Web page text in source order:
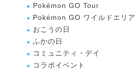
Pokémon GO Tour
Pokémon GO ワイルドエリア
おこうの日
ふかの日
コミュニティ・デイ
コラボイベント